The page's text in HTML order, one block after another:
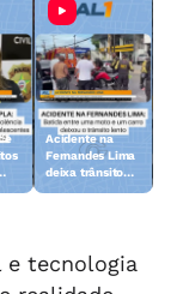
Acidente na
Fernandes Lima
deixa trânsito
e tecnologia